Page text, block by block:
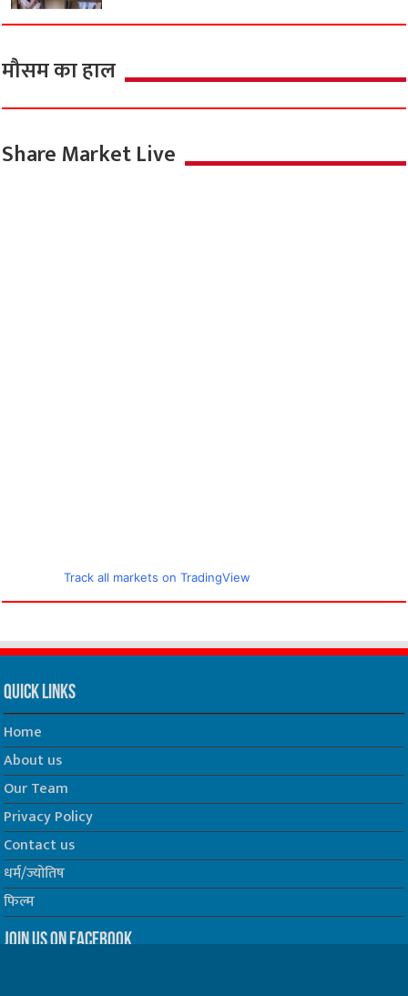
मौसम का हाल
Share Market Live
Track all markets on TradingView
Quick Links
Home
About us
Our Team
Privacy Policy
Contact us
धर्म/ज्योतिष
फिल्म
Join us on Facebook